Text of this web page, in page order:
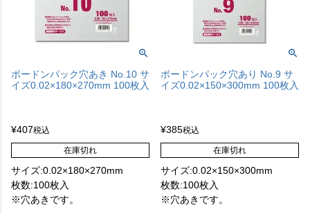
ボードンパック穴あき No.10 サ
イズ0.02×180×270mm 100枚入
¥407税込
在庫切れ
サイズ:0.02×180×270mm
枚数:100枚入
※穴あきです。
ボードンパック穴あり No.9 サ
イズ0.02×150×300mm 100枚入
¥385税込
在庫切れ
サイズ:0.02×150×300mm
枚数:100枚入
※穴あきです。